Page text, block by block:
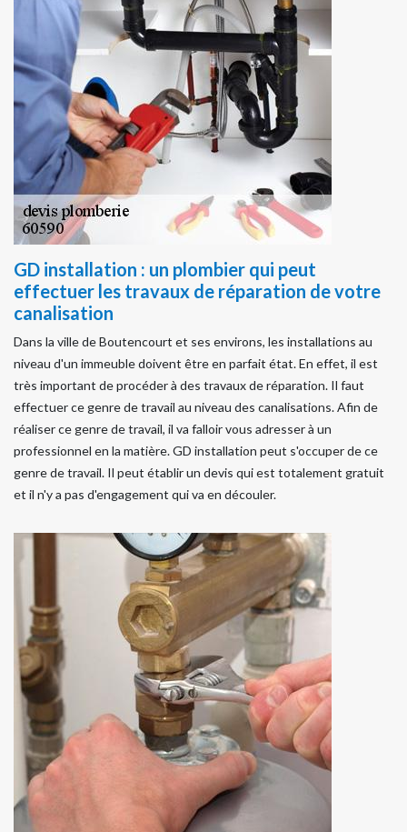
GD installation : un plombier qui peut
effectuer les travaux de réparation de votre
canalisation
Dans la ville de Boutencourt et ses environs, les installations au
niveau d'un immeuble doivent être en parfait état. En effet, il est
très important de procéder à des travaux de réparation. Il faut
effectuer ce genre de travail au niveau des canalisations. Afin de
réaliser ce genre de travail, il va falloir vous adresser à un
professionnel en la matière. GD installation peut s'occuper de ce
genre de travail. Il peut établir un devis qui est totalement gratuit
et il n'y a pas d'engagement qui va en découler.